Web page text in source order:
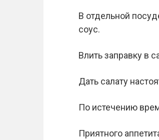
В отдельной
соус.
Влить заправку в
Дать салату
По истечению
Приятного